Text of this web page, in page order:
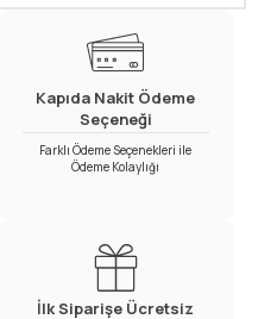
Kapıda Nakit Ödeme
Seçeneği
Farklı Ödeme Seçenekleri ile
Ödeme Kolaylığı
İlk Siparişe Ücretsiz